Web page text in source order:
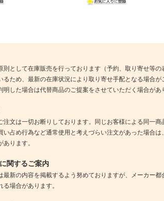
則として在庫販売を行っております（予約、取り寄せ等
るため、最新の在庫状況により取り寄せ手配となる場合
明した場合は代替商品のご提案をさせていただく場合があ
注文は一切お断りしております。同じお客様による同一
い占め行為など通常使用と考えづらい注文があった場合
ります。
関するご案内
最新の内容を掲載するよう努めておりますが、メーカー
場合があります。